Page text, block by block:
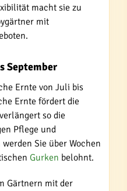
macht sie zu
mit
September
Ernte von Juli bis
Ernte fördert die
so die
Pflege und
Sie über Wochen
Gurken belohnt.
Gärtnern mit der